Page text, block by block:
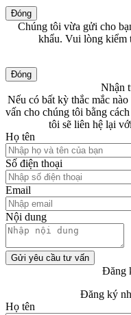
Đóng
Chúng tôi vừa gửi cho
khẩu. Vui lòng kiểm
Đóng
Nhận
Nếu có bất kỳ thắc mắc
vấn cho chúng tôi bằng
tôi sẽ liên hệ lại
Họ tên
Số điện thoại
Email
Nội dung
Gửi yêu cầu tư vấn
Đăng
Đăng ký
Họ tên